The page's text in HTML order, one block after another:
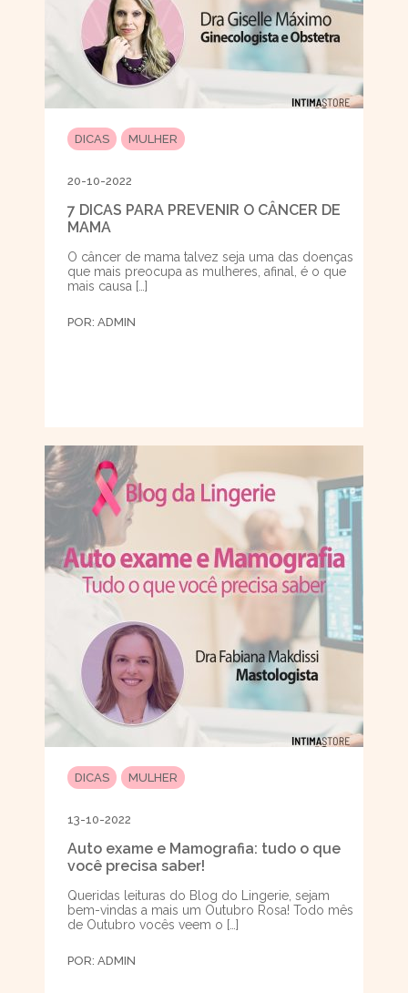
DICAS MULHER
20-10-2022
7 DICAS PARA PREVENIR O CÂNCER DE
MAMA
O câncer de mama talvez seja uma das doenças
que mais preocupa as mulheres, afinal, é o que
mais causa […]
POR: ADMIN
DICAS MULHER
13-10-2022
Auto exame e Mamografia: tudo o que
você precisa saber!
Queridas leituras do Blog do Lingerie, sejam
bem-vindas a mais um Outubro Rosa! Todo mês
de Outubro vocês veem o […]
POR: ADMIN